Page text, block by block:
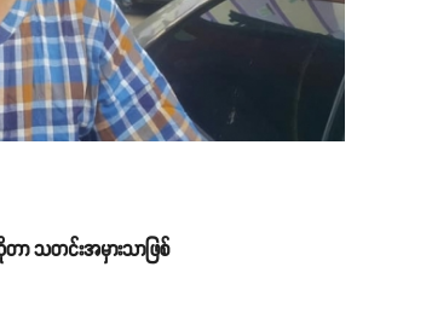
တာ သတင်းအမှားသာဖြစ်